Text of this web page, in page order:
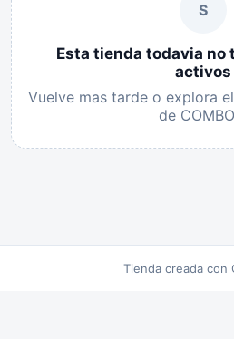
S
Esta tienda todavia no
activos
Vuelve mas tarde o explora
de
Tienda creada con